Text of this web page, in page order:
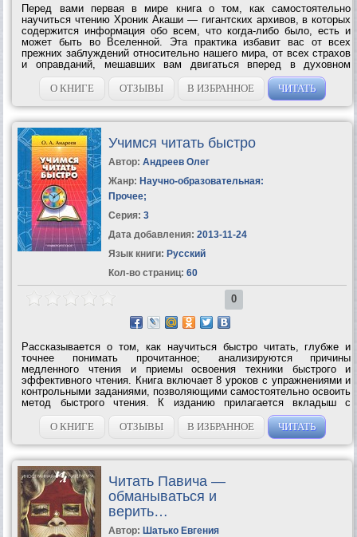
Перед вами первая в мире книга о том, как самостоятельно
научиться чтению Хроник Акаши — гигантских архивов, в которых
содержится информация обо всем, что когда-либо было, есть и
может быть во Вселенной. Эта практика избавит вас от всех
прежних заблуждений относительно нашего мира, от всех страхов
и оправданий, мешавших вам двигаться вперед в духовном
развитии. Поскольку Хроники Акаши — это не физическое место,
а один из уровней...
О КНИГЕ ОТЗЫВЫ В ИЗБРАННОЕ ЧИТАТЬ
Учимся читать быстро
Автор: Андреев Олег
Жанр: Научно-образовательная:
Прочее;
Серия: 3
Дата добавления: 2013-11-24
Язык книги: Русский
Кол-во страниц: 60
0
Рассказывается о том, как научиться быстро читать, глубже и
точнее понимать прочитанное; анализируются причины
медленного чтения и приемы освоения техники быстрого и
эффективного чтения. Книга включает 8 уроков с упражнениями и
контрольными заданиями, позволяющими самостоятельно освоить
метод быстрого чтения. К изданию прилагается вкладыш с
тренировочными таблицами.УЧИМСЯ ЧИТАТЬ БЫСТРО – Первая
ступень обучения в Школе Олега...
О КНИГЕ ОТЗЫВЫ В ИЗБРАННОЕ ЧИТАТЬ
Читать Павича —
обманываться и
верить…
Автор: Шатько Евгения